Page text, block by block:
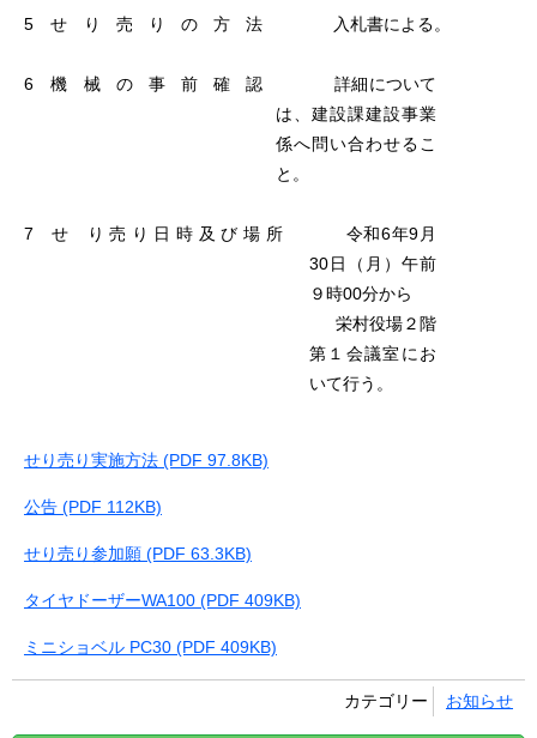
5 せ り売りの方法 入札書による。
6機械の事前確認
詳細について
は、建設課建設事業
係へ問い合わせるこ
と。
7 せ り売り日時及び場所
令和6年9月
30日（月）午前
９時00分から
栄村役場２階
第１会議室にお
いて行う。
せり売り実施方法 (PDF 97.8KB)
公告 (PDF 112KB)
せり売り参加願 (PDF 63.3KB)
タイヤドーザーWA100 (PDF 409KB)
ミニショベル PC30 (PDF 409KB)
カテゴリー お知らせ